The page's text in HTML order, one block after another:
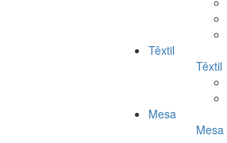
Têxtil
Têxtil
Mesa
Mesa